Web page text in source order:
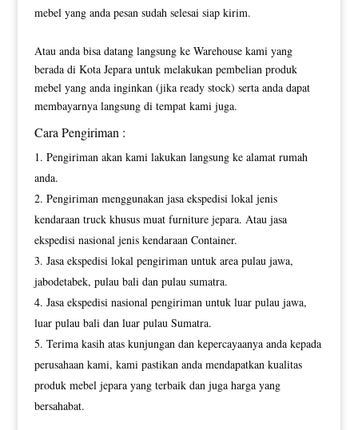
mebel yang anda pesan sudah selesai siap kirim.
Atau anda bisa datang langsung ke Warehouse kami yang
berada di Kota Jepara untuk melakukan pembelian produk
mebel yang anda inginkan (jika ready stock) serta anda dapat
membayarnya langsung di tempat kami juga.
Cara Pengiriman :
Pengiriman akan kami lakukan langsung ke alamat rumah
anda.
Pengiriman menggunakan jasa ekspedisi lokal jenis
kendaraan truck khusus muat furniture jepara. Atau jasa
ekspedisi nasional jenis kendaraan Container.
Jasa ekspedisi lokal pengiriman untuk area pulau jawa,
jabodetabek, pulau bali dan pulau sumatra.
Jasa ekspedisi nasional pengiriman untuk luar pulau jawa,
luar pulau bali dan luar pulau Sumatra.
Terima kasih atas kunjungan dan kepercayaanya anda kepada
perusahaan kami, kami pastikan anda mendapatkan kualitas
produk mebel jepara yang terbaik dan juga harga yang
bersahabat.